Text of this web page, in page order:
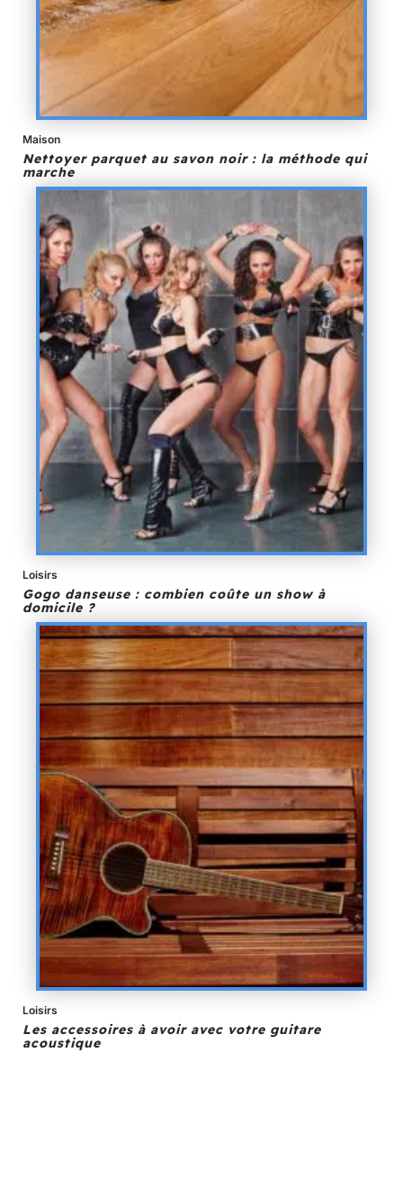
Maison
Nettoyer parquet au savon noir : la méthode qui
marche
Loisirs
Gogo danseuse : combien coûte un show à
domicile ?
Loisirs
Les accessoires à avoir avec votre guitare
acoustique